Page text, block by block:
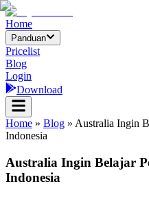
Home
Panduan
Pricelist
Blog
Login
Download
Home » Blog » Australia Ingin
Indonesia
Australia Ingin Belajar
Indonesia